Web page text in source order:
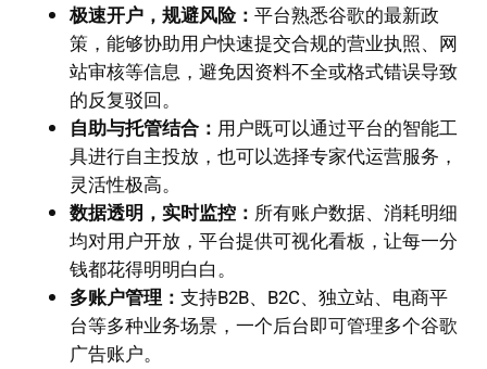
极速开户，规避风险： 平台熟悉谷歌的最新政
策，能够协助用户快速提交合规的营业执照、网
站审核等信息，避免因资料不全或格式错误导致
的反复驳回。
自助与托管结合： 用户既可以通过平台的智能工
具进行自主投放，也可以选择专家代运营服务，
灵活性极高。
数据透明，实时监控： 所有账户数据、消耗明细
均对用户开放，平台提供可视化看板，让每一分
钱都花得明明白白。
多账户管理： 支持B2B、B2C、独立站、电商平
台等多种业务场景，一个后台即可管理多个谷歌
广告账户。